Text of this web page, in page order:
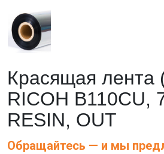
Красящая лента
RICOH B110CU,
RESIN, OUT
Обращайтесь — и мы